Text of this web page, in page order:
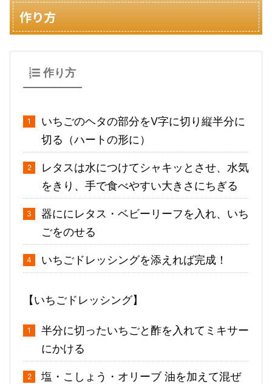
作り方
作り方
いちごのヘタの部分をV字に切り縦半分に
切る（ハートの形に）
レタスは水につけてシャキッとさせ、水気
をきり、手で食べやすい大きさにちぎる
器ににレタス・ベビーリーフを入れ、いち
ごをのせる
いちごドレッシングを添えれば完成！
【いちごドレッシング】
半分に切ったいちごと酢を入れてミキサー
にかける
塩・こしょう・オリーブ 油を加えて混ぜ